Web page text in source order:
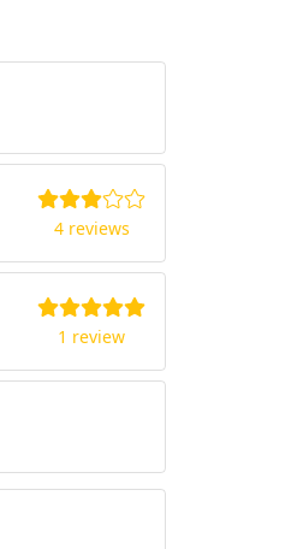
4 reviews
1 review